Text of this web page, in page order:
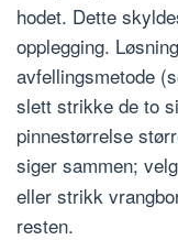
hodet. Dette
opplegging.
avfellingsmetode
slett strikke de to
pinnestørrelse
siger sammen;
eller strikk
resten.